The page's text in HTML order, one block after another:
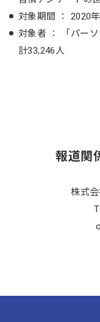
対象期間 ： 2020
対象者 ： 「パー
計33,246人
報道関
株式